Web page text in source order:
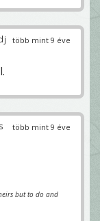
több mint 9 éve
több mint 9 éve
but to do and